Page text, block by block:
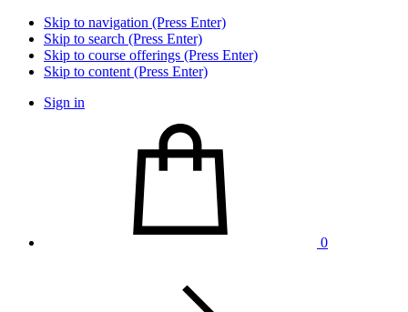
Skip to navigation (Press Enter)
Skip to search (Press Enter)
Skip to course offerings (Press Enter)
Skip to content (Press Enter)
Sign in
0